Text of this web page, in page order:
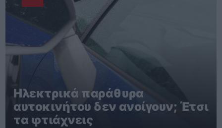
Ηλεκτρικά παράθυρα
αυτοκινήτου δεν ανοίγουν; Έτσι
τα φτιάχνεις